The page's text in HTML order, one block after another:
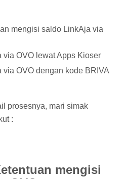
mengisi saldo LinkAja via
via OVO lewat Apps Kioser
via OVO dengan kode BRIVA
prosesnya, mari simak
:
mengisi